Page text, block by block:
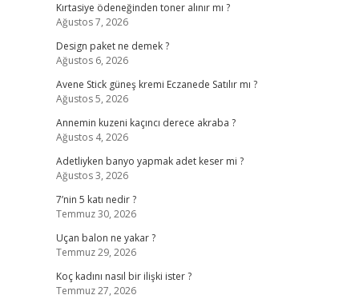
Kırtasiye ödeneğinden toner alınır mı ?
Ağustos 7, 2026
Design paket ne demek ?
Ağustos 6, 2026
Avene Stick güneş kremi Eczanede Satılır mı ?
Ağustos 5, 2026
Annemin kuzeni kaçıncı derece akraba ?
Ağustos 4, 2026
Adetliyken banyo yapmak adet keser mi ?
Ağustos 3, 2026
7’nin 5 katı nedir ?
Temmuz 30, 2026
Uçan balon ne yakar ?
Temmuz 29, 2026
Koç kadını nasıl bir ilişki ister ?
Temmuz 27, 2026